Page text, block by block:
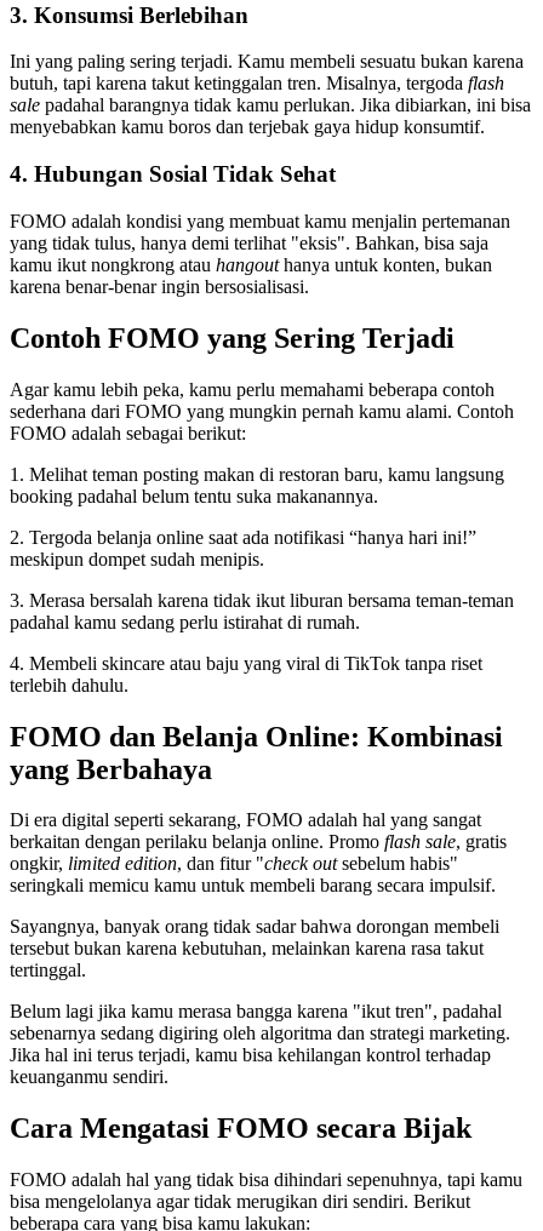
3. Konsumsi Berlebihan
Ini yang paling sering terjadi. Kamu membeli sesuatu bukan karena
butuh, tapi karena takut ketinggalan tren. Misalnya, tergoda flash
sale padahal barangnya tidak kamu perlukan. Jika dibiarkan, ini bisa
menyebabkan kamu boros dan terjebak gaya hidup konsumtif.
4. Hubungan Sosial Tidak Sehat
FOMO adalah kondisi yang membuat kamu menjalin pertemanan
yang tidak tulus, hanya demi terlihat "eksis". Bahkan, bisa saja
kamu ikut nongkrong atau hangouthanya untuk konten, bukan
karena benar-benar ingin bersosialisasi.
Contoh FOMO yang Sering Terjadi
Agar kamu lebih peka, kamu perlu memahami beberapa contoh
sederhana dari FOMO yang mungkin pernah kamu alami. Contoh
FOMO adalah sebagai berikut:
1. Melihat teman posting makan di restoran baru, kamu langsung
booking padahal belum tentu suka makanannya.
2. Tergoda belanja online saat ada notifikasi “hanya hari ini!”
meskipun dompet sudah menipis.
3. Merasa bersalah karena tidak ikut liburan bersama teman-teman
padahal kamu sedang perlu istirahat di rumah.
4. Membeli skincare atau baju yang viral di TikTok tanpa riset
terlebih dahulu.
FOMO dan Belanja Online: Kombinasi
yang Berbahaya
Di era digital seperti sekarang, FOMO adalah hal yang sangat
berkaitan dengan perilaku belanja online. Promo flash sale, gratis
ongkir, limited edition, dan fitur "check outsebelum habis"
seringkali memicu kamu untuk membeli barang secara impulsif.
Sayangnya, banyak orang tidak sadar bahwa dorongan membeli
tersebut bukan karena kebutuhan, melainkan karena rasa takut
tertinggal.
Belum lagi jika kamu merasa bangga karena "ikut tren", padahal
sebenarnya sedang digiring oleh algoritma dan strategi marketing.
Jika hal ini terus terjadi, kamu bisa kehilangan kontrol terhadap
keuanganmu sendiri.
Cara Mengatasi FOMO secara Bijak
FOMO adalah hal yang tidak bisa dihindari sepenuhnya, tapi kamu
bisa mengelolanya agar tidak merugikan diri sendiri. Berikut
beberapa cara yang bisa kamu lakukan: